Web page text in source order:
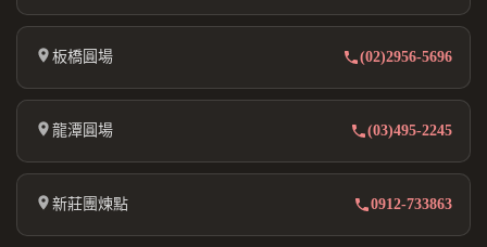
板橋圓場 (02)2956-5696
龍潭圓場 (03)495-2245
新莊團煉點 0912-733863